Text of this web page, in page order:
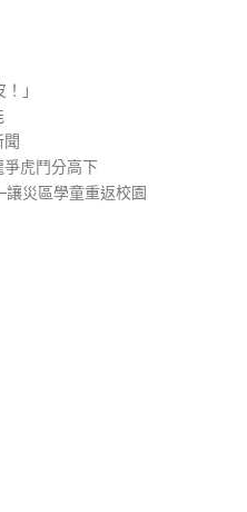
」
虎鬥分高下
災區學童重返校園